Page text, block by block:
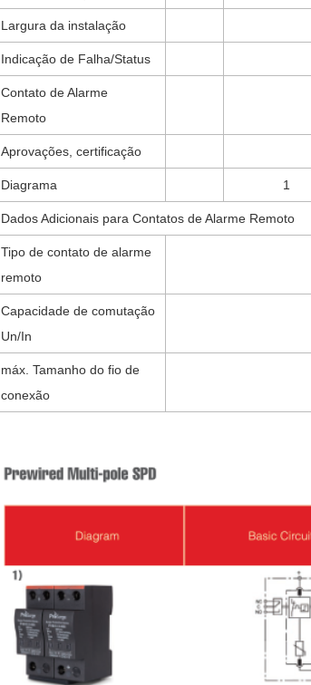
Largura da instalação
Indicação de Falha/Status
Contato de Alarme
Remoto
Aprovações, certificação
Diagrama 1
Dados Adicionais para Contatos de Alarme Remoto
Tipo de contato de alarme
remoto
Capacidade de comutação
Un/In
máx. Tamanho do fio de
conexão